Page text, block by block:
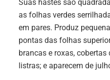
Suas hastes são
as folhas verdes
em pares. Produz
pontas das folhas
brancas e roxas, cobertas
listras; e aparecem de